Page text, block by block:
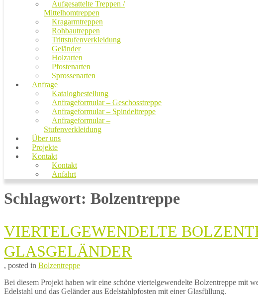
Aufgesattelte Treppen /
Mittelhomtreppen
Kragarmtreppen
Rohbautreppen
Trittstufenverkleidung
Geländer
Holzarten
Pfostenarten
Sprossenarten
Anfrage
Katalogbestellung
Anfrageformular – Geschosstreppe
Anfrageformular – Spindeltreppe
Anfrageformular –
Stufenverkleidung
Über uns
Projekte
Kontakt
Kontakt
Anfahrt
Schlagwort: Bolzentreppe
VIERTELGEWENDELTE
LASGELÄNDER
13.
202013.
Mai
von
Treppen
, posted in Bolzentreppe
Bei diesem Projekt haben wir eine schöne viertelgewendelte Bolzentreppe mit
Edelstahl und das Geländer aus Edelstahlpfosten mit einer Glasfüllung.